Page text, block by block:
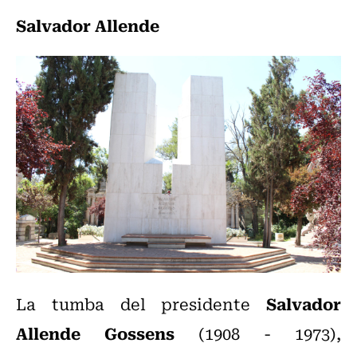
Salvador Allende
La tumba del presidente Salvador
Allende Gossens (1908 - 1973),